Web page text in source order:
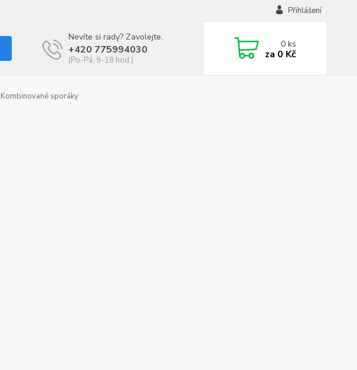
Přihlášení
Nevíte si rady? Zavolejte.
+420 775994030
(Po-Pá, 9-18 hod.)
0ks
za 0 Kč
Kombinované sporáky